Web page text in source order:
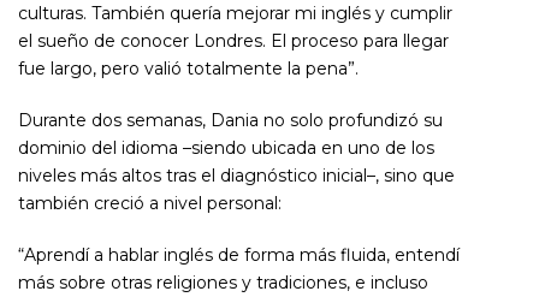
culturas. También quería mejorar mi inglés y cumplir
el sueño de conocer Londres. El proceso para llegar
fue largo, pero valió totalmente la pena”.
Durante dos semanas, Dania no solo profundizó su
dominio del idioma –siendo ubicada en uno de los
niveles más altos tras el diagnóstico inicial–, sino que
también creció a nivel personal:
“Aprendí a hablar inglés de forma más fluida, entendí
más sobre otras religiones y tradiciones, e incluso